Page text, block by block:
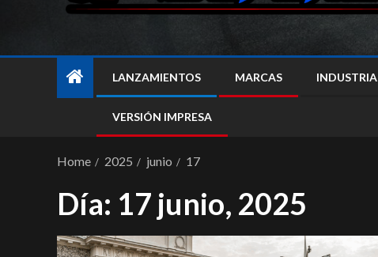
LANZAMIENTOS MARCAS INDUSTRIA
VERSIÓN IMPRESA
Home 2025 junio 17
Día: 17 junio, 2025